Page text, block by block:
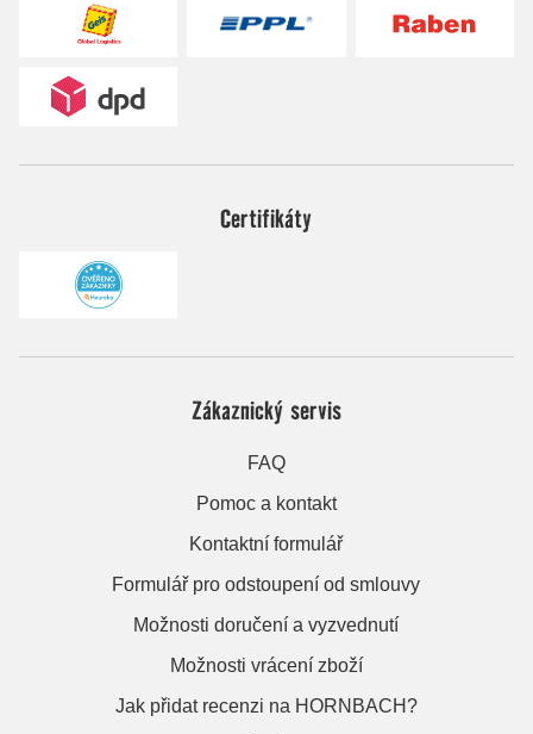
Certifikáty
Zákaznický servis
FAQ
Pomoc a kontakt
Kontaktní formulář
Formulář pro odstoupení od smlouvy
Možnosti doručení a vyzvednutí
Možnosti vrácení zboží
Jak přidat recenzi na HORNBACH?